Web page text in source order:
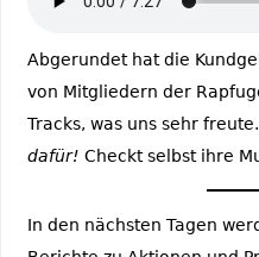
Abgerundet hat die
von Mitgliedern der
Tracks, was uns sehr freute.
dafür! Checkt selbst ihre
In den nächsten Tagen